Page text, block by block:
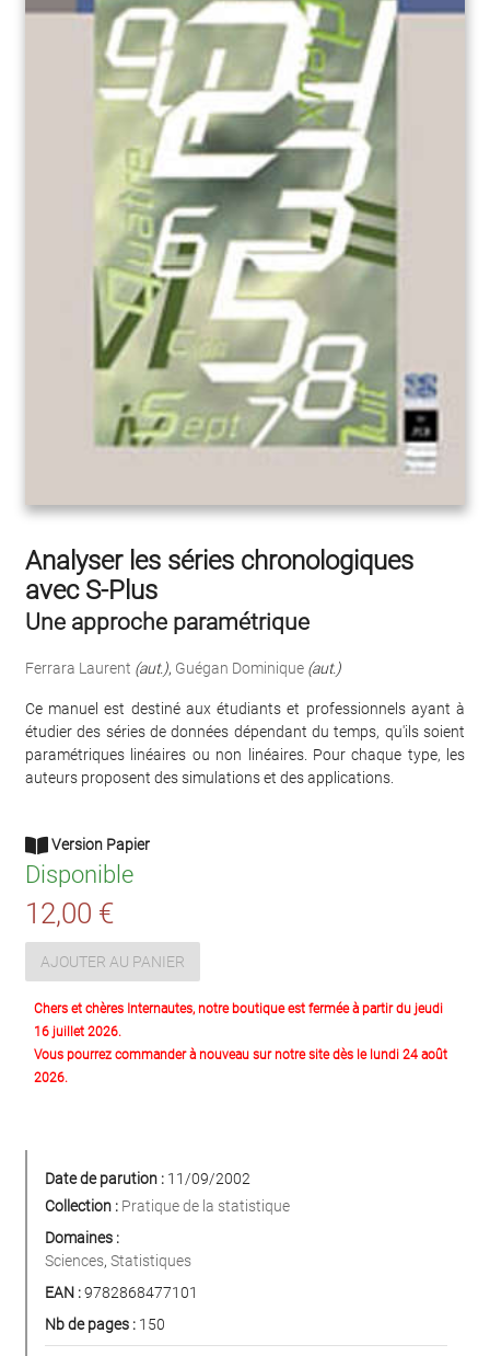
Analyser les séries chronologiques
avec S-Plus
Une approche paramétrique
Ferrara Laurent (aut.), Guégan Dominique (aut.)
Ce manuel est destiné aux étudiants et professionnels ayant à
étudier des séries de données dépendant du temps, qu'ils soient
paramétriques linéaires ou non linéaires. Pour chaque type, les
auteurs proposent des simulations et des applications.
Version Papier
Disponible
12,00 €
AJOUTER AU PANIER
Chers et chères Internautes, notre boutique est fermée à partir du jeudi
16 juillet 2026.
Vous pourrez commander à nouveau sur notre site dès le lundi 24 août
2026.
Date de parution : 11/09/2002
Collection : Pratique de la statistique
Domaines :
Sciences, Statistiques
EAN :9782868477101
Nb de pages : 150